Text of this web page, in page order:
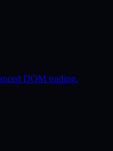
DOM trading.